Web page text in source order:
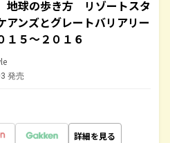
地球の歩き方 リゾートスタ
ンズとグレートバリアリー
５～２０１６
発売
詳細を見る